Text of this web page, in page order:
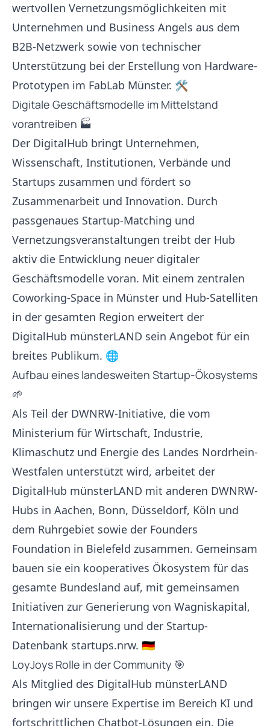
wertvollen Vernetzungsmöglichkeiten mit
Unternehmen und Business Angels aus dem
B2B-Netzwerk sowie von technischer
Unterstützung bei der Erstellung von Hardware-
Prototypen im FabLab Münster. 🛠️
Digitale Geschäftsmodelle im Mittelstand
vorantreiben 🏭
Der DigitalHub bringt Unternehmen,
Wissenschaft, Institutionen, Verbände und
Startups zusammen und fördert so
Zusammenarbeit und Innovation. Durch
passgenaues Startup-Matching und
Vernetzungsveranstaltungen treibt der Hub
aktiv die Entwicklung neuer digitaler
Geschäftsmodelle voran. Mit einem zentralen
Coworking-Space in Münster und Hub-Satelliten
in der gesamten Region erweitert der
DigitalHub münsterLAND sein Angebot für ein
breites Publikum. 🌐
Aufbau eines landesweiten Startup-Ökosystems
🌱
Als Teil der DWNRW-Initiative, die vom
Ministerium für Wirtschaft, Industrie,
Klimaschutz und Energie des Landes Nordrhein-
Westfalen unterstützt wird, arbeitet der
DigitalHub münsterLAND mit anderen DWNRW-
Hubs in Aachen, Bonn, Düsseldorf, Köln und
dem Ruhrgebiet sowie der Founders
Foundation in Bielefeld zusammen. Gemeinsam
bauen sie ein kooperatives Ökosystem für das
gesamte Bundesland auf, mit gemeinsamen
Initiativen zur Generierung von Wagniskapital,
Internationalisierung und der Startup-
Datenbank startups.nrw. 🇩🇪
LoyJoys Rolle in der Community 🎯
Als Mitglied des DigitalHub münsterLAND
bringen wir unsere Expertise im Bereich KI und
fortschrittlichen Chatbot-Lösungen ein. Die